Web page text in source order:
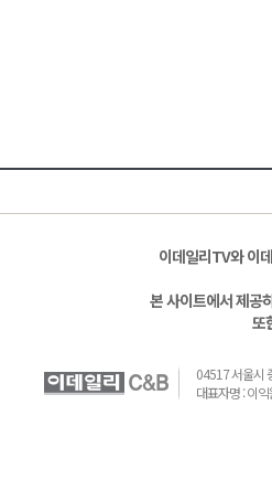
이데일리TV와 이
본 사이트에서 제공
또
04517 서울시
대표자명 : 이